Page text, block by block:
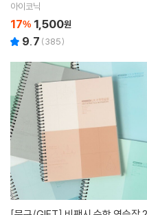
아이코닉
17% 1,500원
9.7 (385)